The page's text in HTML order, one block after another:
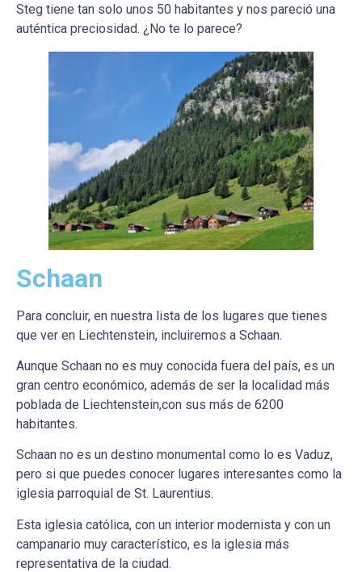
Steg tiene tan solo unos 50 habitantes y nos pareció una
auténtica preciosidad. ¿No te lo parece?
Schaan
Para concluir, en nuestra lista de los lugares que tienes
que ver en Liechtenstein, incluiremos a Schaan.
Aunque Schaan no es muy conocida fuera del país, es un
gran centro económico, además de ser la localidad más
poblada de Liechtenstein,con sus más de 6200
habitantes.
Schaan no es un destino monumental como lo es Vaduz,
pero si que puedes conocer lugares interesantes como la
iglesia parroquial de St. Laurentius.
Esta iglesia católica, con un interior modernista y con un
campanario muy característico, es la iglesia más
representativa de la ciudad.